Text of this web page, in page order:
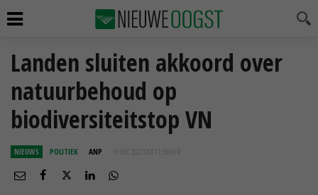
Landen sluiten akkoord over
natuurbehoud op
biodiversiteitstop VN
NIEUWS POLITIEK ANP 19 DEC 2022 OM 11:59